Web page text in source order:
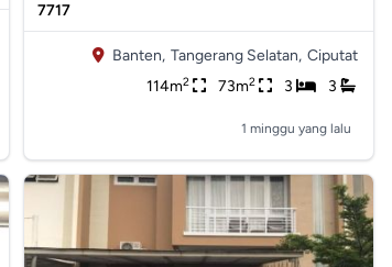
7717
Banten, Tangerang Selatan, Ciputat
114m2 73m2 3 3
1 minggu yang lalu